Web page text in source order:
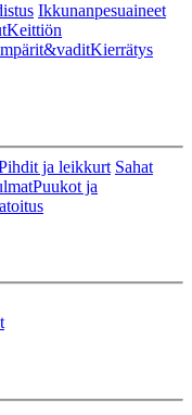
Ikkunanpesuaineet
Keittiön
Kierrätys
ja leikkurt Sahat
Puukot ja